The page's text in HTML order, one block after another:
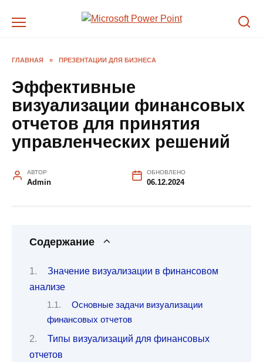
ГЛАВНАЯ » ПРЕЗЕНТАЦИИ ДЛЯ БИЗНЕСА
Эффективные
визуализации финансовых
отчетов для принятия
управленческих решений
АВТОР
Admin
ОБНОВЛЕНО
06.12.2024
Содержание
Значение визуализации в финансовом
анализе
Основные задачи визуализации
финансовых отчетов
Типы визуализаций для финансовых
отчетов